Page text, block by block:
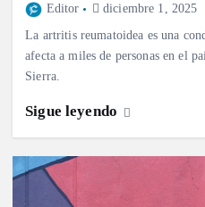
Editor diciembre 1, 2025
La artritis reumatoidea es una
afecta a miles de personas en el
Sierra.
Sigue leyendo